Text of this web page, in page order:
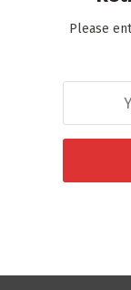
Please